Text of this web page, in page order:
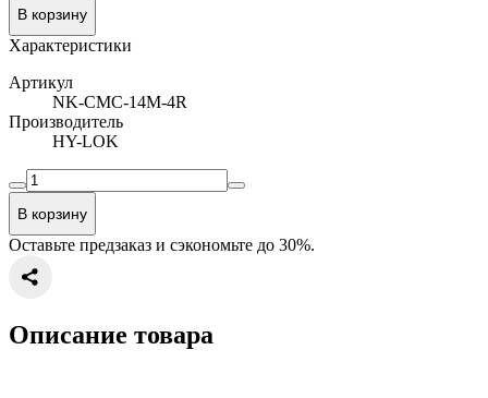
В корзину
Характеристики
Артикул
NK-CMC-14M-4R
Производитель
HY-LOK
В корзину
Оставьте предзаказ и сэкономьте до 30%.
Описание товара